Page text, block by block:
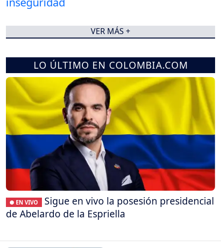
VER MÁS +
LO ÚLTIMO EN COLOMBIA.COM
● EN VIVO
Sigue en vivo la posesión presidencial
de Abelardo de la Espriella